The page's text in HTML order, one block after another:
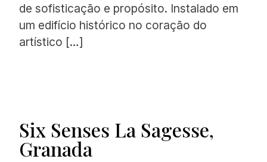
de sofisticação e propósito. Instalado em
um edifício histórico no coração do
artístico […]
Six Senses La Sagesse,
Granada